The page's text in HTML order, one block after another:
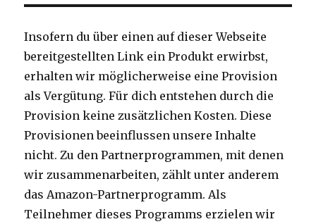
Insofern du über einen auf dieser Webseite
bereitgestellten Link ein Produkt erwirbst,
erhalten wir möglicherweise eine Provision
als Vergütung. Für dich entstehen durch die
Provision keine zusätzlichen Kosten. Diese
Provisionen beeinflussen unsere Inhalte
nicht. Zu den Partnerprogrammen, mit denen
wir zusammenarbeiten, zählt unter anderem
das Amazon-Partnerprogramm. Als
Teilnehmer dieses Programms erzielen wir